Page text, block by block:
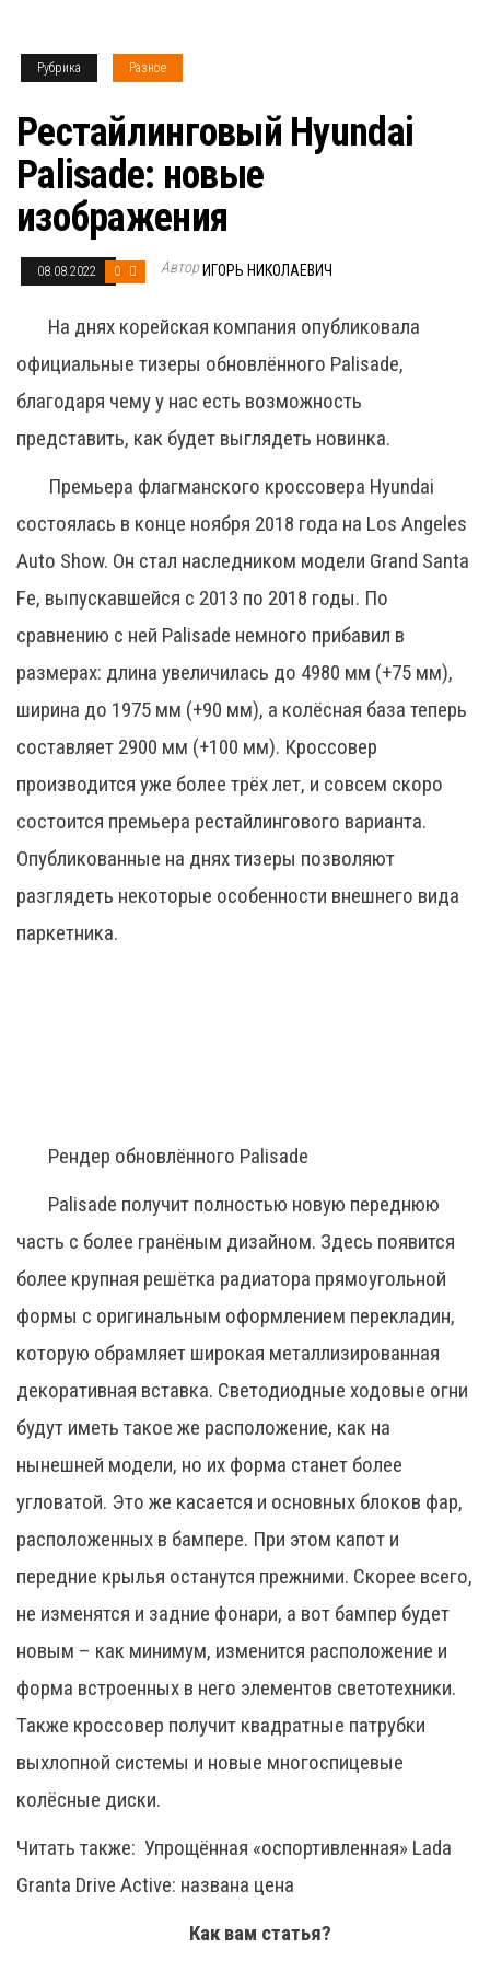
Рубрика Разное
Рестайлинговый Hyundai
Palisade: новые
изображения
08.08.2022 0 Автор ИГОРЬ НИКОЛАЕВИЧ
На днях корейская компания опубликовала
официальные тизеры обновлённого Palisade,
благодаря чему у нас есть возможность
представить, как будет выглядеть новинка.
Премьера флагманского кроссовера Hyundai
состоялась в конце ноября 2018 года на Los Angeles
Auto Show. Он стал наследником модели Grand Santa
Fe, выпускавшейся с 2013 по 2018 годы. По
сравнению с ней Palisade немного прибавил в
размерах: длина увеличилась до 4980 мм (+75 мм),
ширина до 1975 мм (+90 мм), а колёсная база теперь
составляет 2900 мм (+100 мм). Кроссовер
производится уже более трёх лет, и совсем скоро
состоится премьера рестайлингового варианта.
Опубликованные на днях тизеры позволяют
разглядеть некоторые особенности внешнего вида
паркетника.
Рендер обновлённого Palisade
Palisade получит полностью новую переднюю
часть с более гранёным дизайном. Здесь появится
более крупная решётка радиатора прямоугольной
формы с оригинальным оформлением перекладин,
которую обрамляет широкая металлизированная
декоративная вставка. Светодиодные ходовые огни
будут иметь такое же расположение, как на
нынешней модели, но их форма станет более
угловатой. Это же касается и основных блоков фар,
расположенных в бампере. При этом капот и
передние крылья останутся прежними. Скорее всего,
не изменятся и задние фонари, а вот бампер будет
новым – как минимум, изменится расположение и
форма встроенных в него элементов светотехники.
Также кроссовер получит квадратные патрубки
выхлопной системы и новые многоспицевые
колёсные диски.
Читать также: Упрощённая «оспортивленная» Lada
Granta Drive Active: названа цена
Как вам статья?